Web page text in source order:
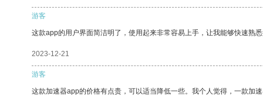
游客
这款app的用户界面简洁明了，使用起来非常容易上手，让我能够快速熟
2023-12-21
游客
这款加速器app的价格有点贵，可以适当降低一些。我个人觉得，一款加